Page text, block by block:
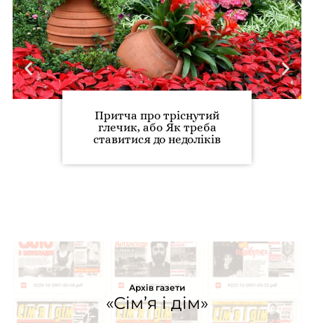
Притча про тріснутий
глечик, або Як треба
ставитися до недоліків
Архів газети
«Сім’я і дім»